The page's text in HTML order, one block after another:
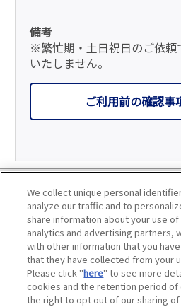
備考
※繁忙期・土日祝日のご依頼
いたしません。
ご利用前の確認事
個人情報の取り扱いについて
会員優待サービスの提携をご検討の
JAFホームページ
We collect unique personal
analyze our traffic and to
share information about your use
analytics and advertising partners,
with other information that you
that they have collected from your
Please click "here" to see more
cookies and the retention period of
the right to opt out of our sharing